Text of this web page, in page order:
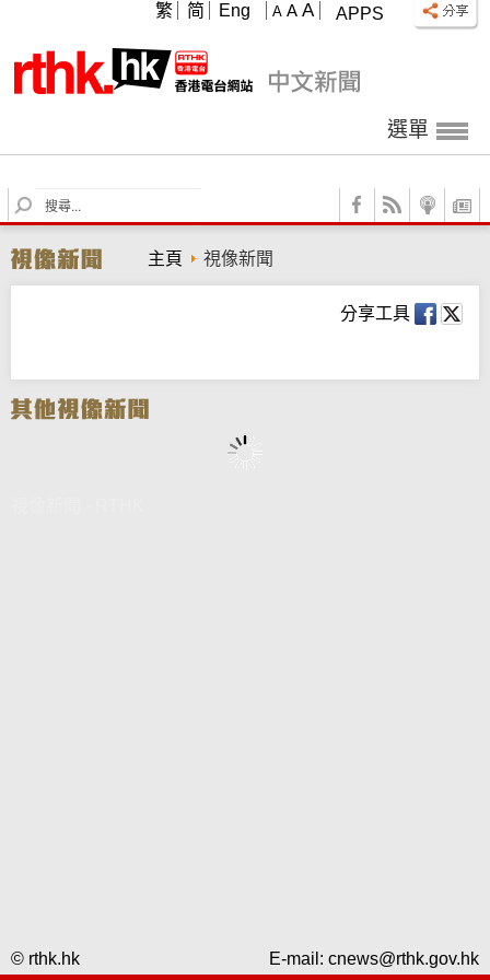
APPS
A A A
繁 简 Eng
選單
S
e
r
c
主頁 視像新聞
分享工具
© rthk.hk E-mail: cnews@rthk.gov.hk